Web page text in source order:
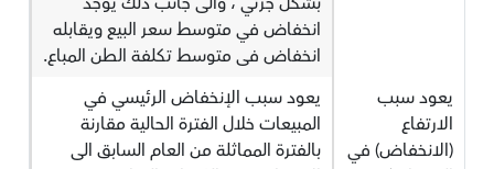
انخفاض في متوسط سعر البيع ويقابله
انخفاض فى متوسط تكلفة الطن المباع.
يعود سبب
الارتفاع
(الانخفاض) في
يعود سبب الإنخفاض الرئيسي في
المبيعات خلال الفترة الحالية مقارنة
بالفترة المماثلة من العام السابق الى